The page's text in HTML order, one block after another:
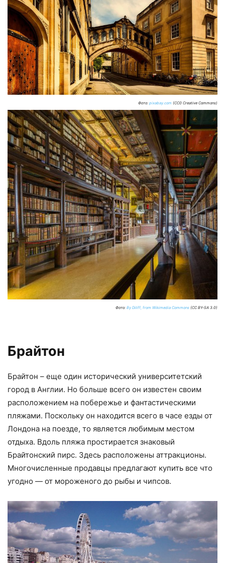
Фото: pixabay.com (CC0 Creative Commons)
Фото: By Diliff, from Wikimedia Commons (CC BY-SA 3.0)
Брайтон
Брайтон – еще один исторический университетский
город в Англии. Но больше всего он известен своим
расположением на побережье и фантастическими
пляжами. Поскольку он находится всего в часе езды от
Лондона на поезде, то является любимым местом
отдыха. Вдоль пляжа простирается знаковый
Брайтонский пирс. Здесь расположены аттракционы.
Многочисленные продавцы предлагают купить все что
угодно — от мороженого до рыбы и чипсов.